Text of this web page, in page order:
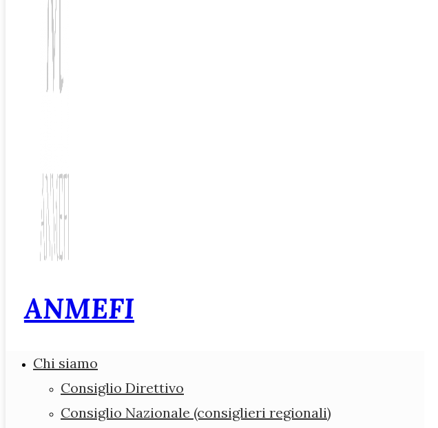
ANMEFI
Chi siamo
Consiglio Direttivo
Consiglio Nazionale (consiglieri regionali)
Associazione Nazionale
Medici di Medicina Fiscale